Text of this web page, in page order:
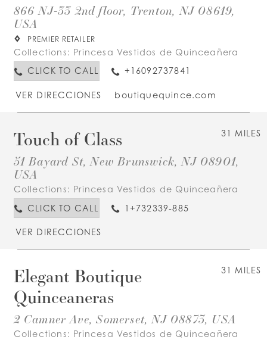
866 NJ-33 2nd floor, Trenton, NJ 08619,
USA
PREMIER RETAILER
Collections: Princesa Vestidos de Quinceañera
CLICK TO CALL
+16092737841
VER DIRECCIONES boutiquequince.com
31 MILES
Touch of Class
51 Bayard St, New Brunswick, NJ 08901,
USA
Collections: Princesa Vestidos de Quinceañera
CLICK TO CALL
1+732339-885
VER DIRECCIONES
31 MILES
Elegant Boutique
Quinceaneras
2 Camner Ave, Somerset, NJ 08873, USA
Collections: Princesa Vestidos de Quinceañera